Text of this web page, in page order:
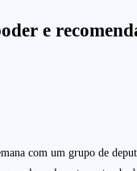
e
com um grupo de